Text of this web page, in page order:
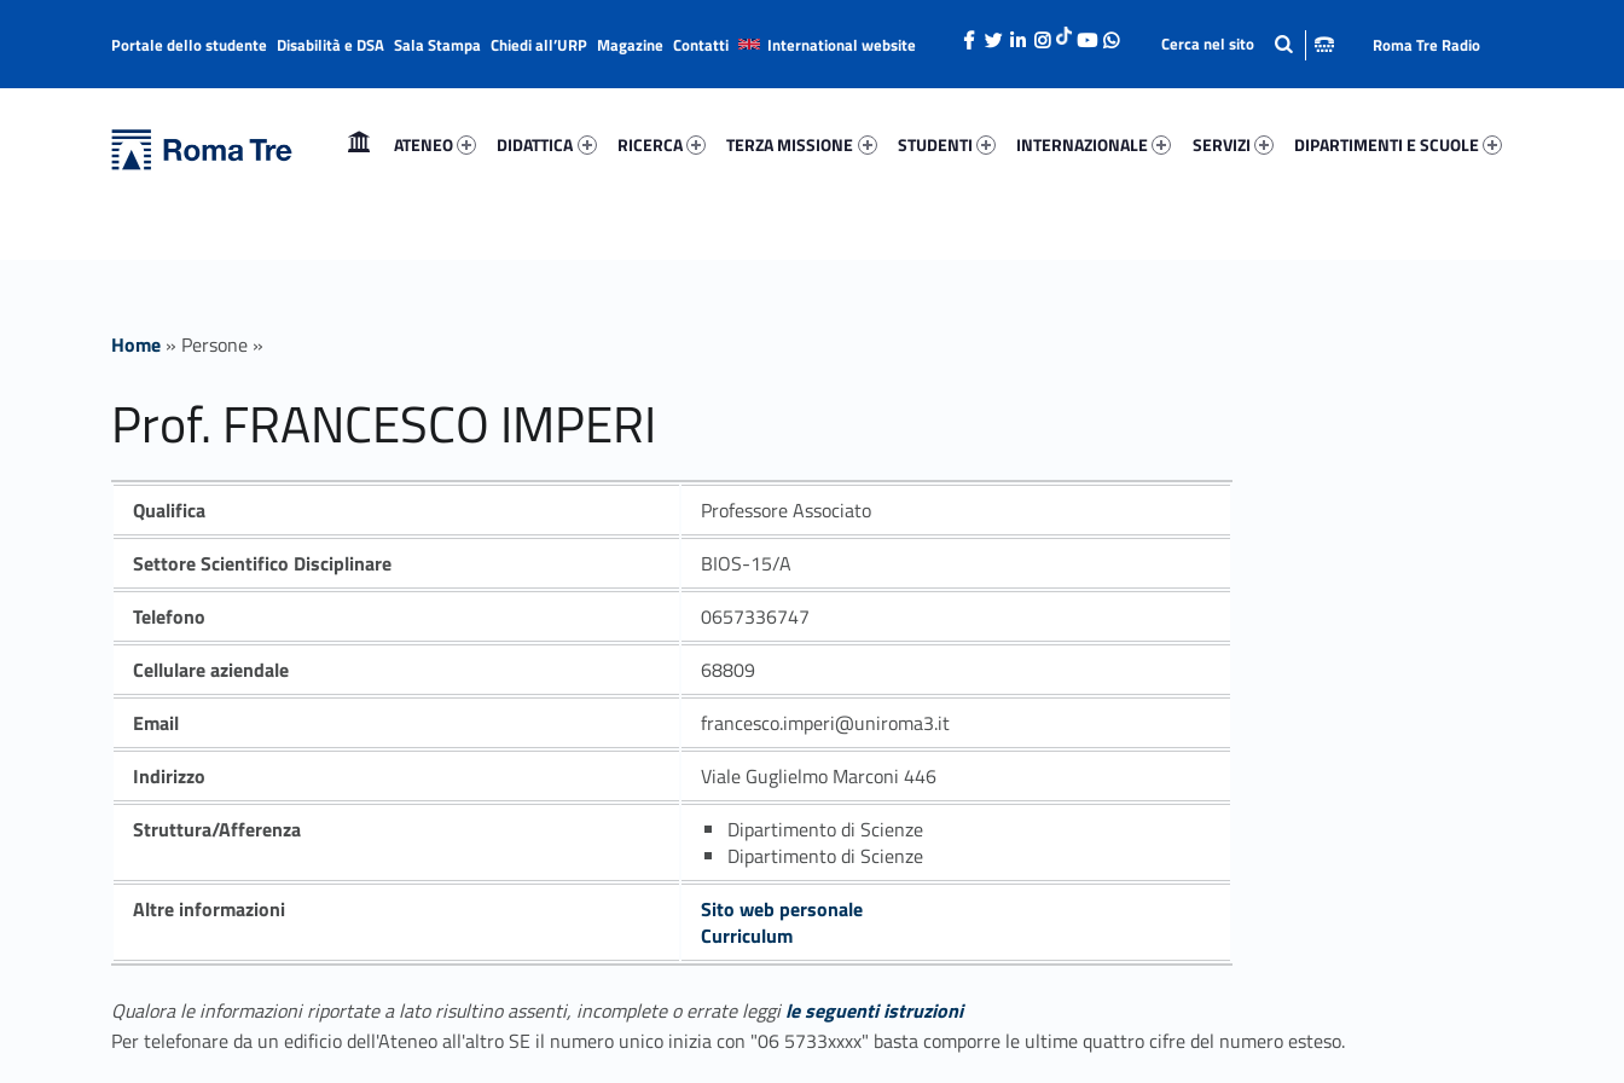
Prof. FRANCESCO IMPERI - Università Roma Tre
ATENEO
DIDATTICA
RICERCA
TERZA MISSIONE
STUDENTI
INTERNAZIONALE
SERVIZI
DIPARTIMENTI E SCUOLE
Header info sidebar
Portale dello studente Disabilità e DSA Sala Stampa Chiedi all’URP Magazine Contatti International website Roma Tre Radio
Home » Persone »
Prof. FRANCESCO IMPERI
Qualifica
Professore Associato
Settore Scientifico Disciplinare
BIOS-15/A
Telefono
0657336747
Cellulare aziendale
68809
Email
francesco.imperi@uniroma3.it
Indirizzo
Viale Guglielmo Marconi 446
Struttura/Afferenza
Dipartimento di Scienze
Dipartimento di Scienze
Altre informazioni
Sito web personale
Curriculum
Qualora le informazioni riportate a lato risultino assenti, incomplete o errate leggile seguenti istruzioni
Per telefonare da un edificio dell'Ateneo all'altro SE il numero unico inizia con "06 5733xxxx" basta comporre le ultime quattro cifre del numero esteso.